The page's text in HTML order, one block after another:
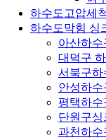
하수도고압세
하수도막힘 싱
아산하
대덕구
서북구하
안성하
평택하수
단원구싱
과천하수